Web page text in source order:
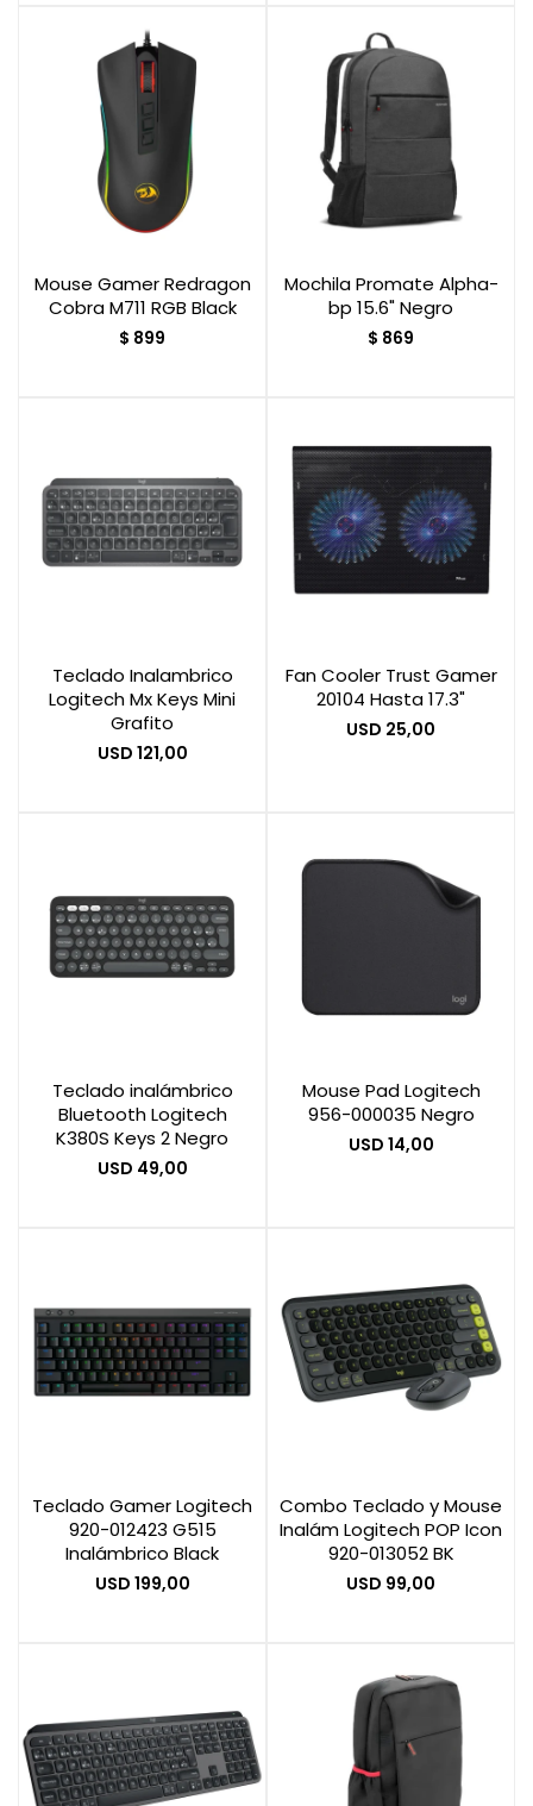
Mouse Gamer Redragon
Cobra M711 RGB Black
$ 899
Mochila Promate Alpha-
bp 15.6" Negro
$ 869
Teclado Inalambrico
Logitech Mx Keys Mini
Grafito
USD 121,00
Fan Cooler Trust Gamer
20104 Hasta 17.3"
USD 25,00
Teclado inalámbrico
Bluetooth Logitech
K380S Keys 2 Negro
USD 49,00
Mouse Pad Logitech
956-000035 Negro
USD 14,00
Teclado Gamer Logitech
920-012423 G515
Inalámbrico Black
USD 199,00
Combo Teclado y Mouse
Inalám Logitech POP Icon
920-013052 BK
USD 99,00